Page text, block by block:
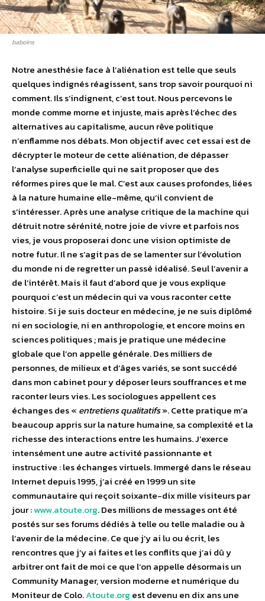
baboins
Notre anesthésie face à l’aliénation est telle que seuls
quelques indignés réagissent, sans trop savoir pourquoi ni
comment. Ils s’indignent, c’est tout. Nous percevons le
monde comme morne et injuste, mais après l’échec des
alternatives au capitalisme, aucun rêve politique
n’enflamme nos débats. Mon objectif avec cet essai est de
décrypter le moteur de cette aliénation, de dépasser
l’analyse superficielle qui ne sait proposer que des
réformes pires que le mal. C’est aux causes profondes, liées
à la nature humaine elle-même, qu’il convient de
s’intéresser. Après une analyse critique de la machine qui
détruit notre sérénité, notre joie de vivre et parfois nos
vies, je vous proposerai donc une vision optimiste de
notre futur. Il ne s’agit pas de se lamenter sur l’évolution
du monde ni de regretter un passé idéalisé. Seul l’avenir a
de l’intérêt. Mais il faut d’abord que je vous explique
pourquoi c’est un médecin qui va vous raconter cette
histoire. Si je suis docteur en médecine, je ne suis diplômé
ni en sociologie, ni en anthropologie, et encore moins en
sciences politiques ; mais je pratique une médecine
globale que l’on appelle générale. Des milliers de
personnes, de milieux et d’âges variés, se sont succédé
dans mon cabinet pour y déposer leurs souffrances et me
raconter leurs vies. Les sociologues appellent ces
échanges des « entretiens qualitatifs». Cette pratique m’a
beaucoup appris sur la nature humaine, sa complexité et la
richesse des interactions entre les humains. J’exerce
intensément une autre activité passionnante et
instructive : les échanges virtuels. Immergé dans le réseau
Internet depuis 1995, j’ai créé en 1999 un site
communautaire qui reçoit soixante-dix mille visiteurs par
jour :www.atoute.org. Des millions de messages ont été
postés sur ses forums dédiés à telle ou telle maladie ou à
l’avenir de la médecine. Ce que j’y ai lu ou écrit, les
rencontres que j’y ai faites et les conflits que j’ai dû y
arbitrer ont fait de moi ce que l’on appelle désormais un
Community Manager, version moderne et numérique du
Moniteur de Colo.Atoute.org est devenu en dix ans une